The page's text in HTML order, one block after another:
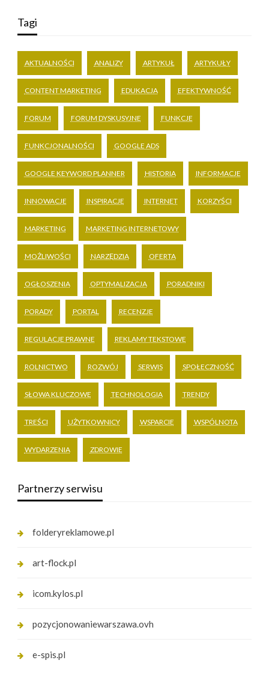
Tagi
AKTUALNOŚCI ANALIZY ARTYKUŁ ARTYKUŁY
CONTENT MARKETING EDUKACJA EFEKTYWNOŚĆ
FORUM FORUM DYSKUSYJNE FUNKCJE
FUNKCJONALNOŚCI GOOGLE ADS
GOOGLE KEYWORD PLANNER HISTORIA INFORMACJE
INNOWACJE INSPIRACJE INTERNET KORZYŚCI
MARKETING MARKETING INTERNETOWY
MOŻLIWOŚCI NARZĘDZIA OFERTA
OGŁOSZENIA OPTYMALIZACJA PORADNIKI
PORADY PORTAL RECENZJE
REGULACJE PRAWNE REKLAMY TEKSTOWE
ROLNICTWO ROZWÓJ SERWIS SPOŁECZNOŚĆ
SŁOWA KLUCZOWE TECHNOLOGIA TRENDY
TREŚCI UŻYTKOWNICY WSPARCIE WSPÓLNOTA
WYDARZENIA ZDROWIE
Partnerzy serwisu
folderyreklamowe.pl
art-flock.pl
icom.kylos.pl
pozycjonowaniewarszawa.ovh
e-spis.pl